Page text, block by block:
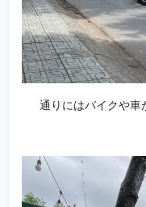
通りにはバイクや車